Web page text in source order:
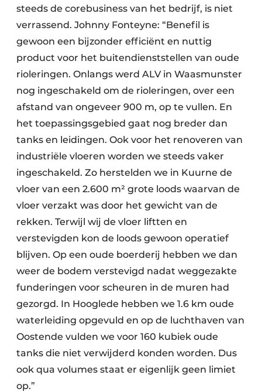
steeds de corebusiness van het bedrijf, is niet
verrassend. Johnny Fonteyne: “Benefil is
gewoon een bijzonder efficiënt en nuttig
product voor het buitendienststellen van oude
rioleringen. Onlangs werd ALV in Waasmunster
nog ingeschakeld om de rioleringen, over een
afstand van ongeveer 900 m, op te vullen. En
het toepassingsgebied gaat nog breder dan
tanks en leidingen. Ook voor het renoveren van
industriële vloeren worden we steeds vaker
ingeschakeld. Zo herstelden we in Kuurne de
vloer van een 2.600 m² grote loods waarvan de
vloer verzakt was door het gewicht van de
rekken. Terwijl wij de vloer liftten en
verstevigden kon de loods gewoon operatief
blijven. Op een oude boerderij hebben we dan
weer de bodem verstevigd nadat weggezakte
funderingen voor scheuren in de muren had
gezorgd. In Hooglede hebben we 1.6 km oude
waterleiding opgevuld en op de luchthaven van
Oostende vulden we voor 160 kubiek oude
tanks die niet verwijderd konden worden. Dus
ook qua volumes staat er eigenlijk geen limiet
op.”